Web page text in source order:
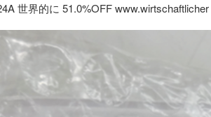
世界的に 51.0%OFF www.wirtschaftlicher